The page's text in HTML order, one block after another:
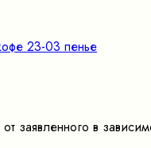
от заявленного в